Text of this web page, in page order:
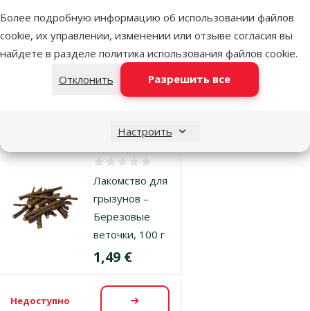
Более подробную информацию об использовании файлов
cookie, их управлении, изменении или отзыве согласия вы
найдете в разделе политика использования файлов cookie.
Отклонить
Разрешить все
Настроить
Straw Toys, 2 x
Исходная цена
2,49 €
Цена
1,87 €
Скидка
-24 %
Лакомство для
грызунов –
Березовые
веточки, 100 г
Оценка 0%
Цена
1,49 €
Недоступно Посмотреть